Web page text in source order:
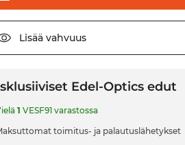
Lisää vahvuus
Edel-Optics edut
1 VESF91 varastossa
toimitus- ja palautuslähetykset